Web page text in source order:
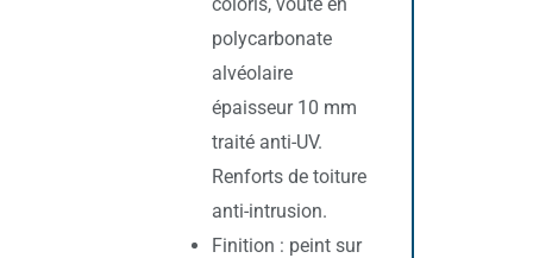
polycarbonate
alvéolaire
épaisseur 10 mm
traité anti-UV.
Renforts de toiture
anti-intrusion.
Finition : peint sur